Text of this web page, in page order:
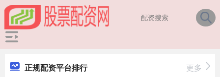
正规配资平台排行 更多